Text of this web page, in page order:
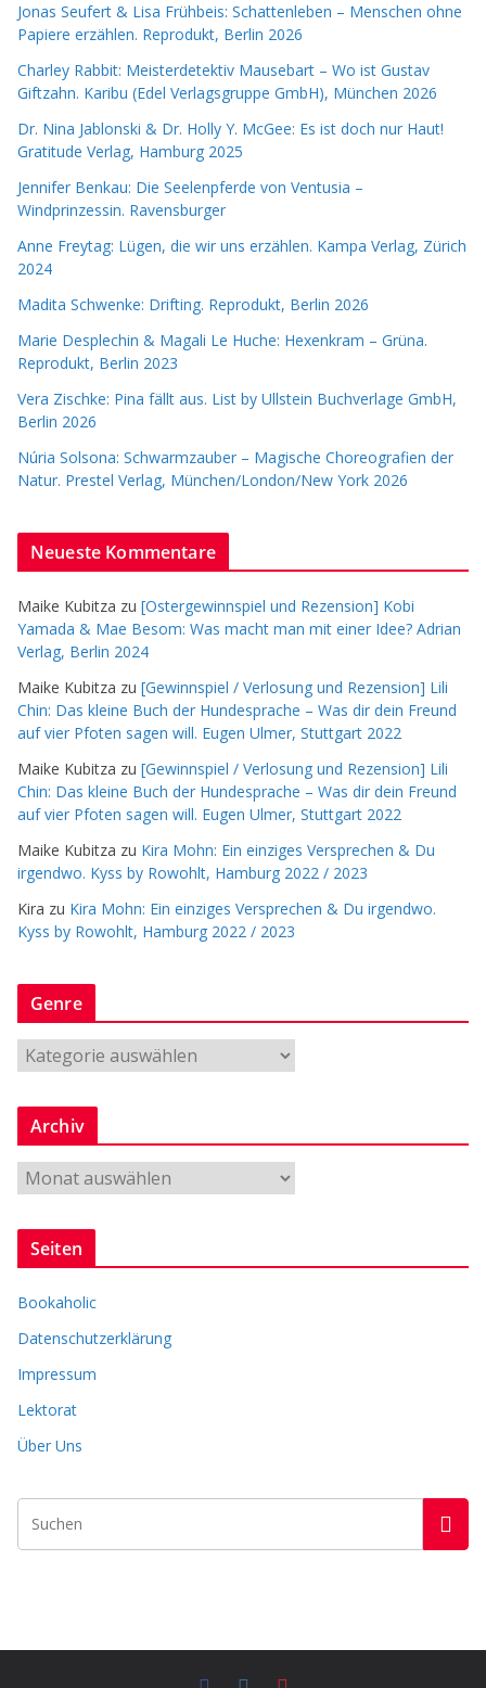
Jonas Seufert & Lisa Frühbeis: Schattenleben – Menschen ohne
Papiere erzählen. Reprodukt, Berlin 2026
Charley Rabbit: Meisterdetektiv Mausebart – Wo ist Gustav
Giftzahn. Karibu (Edel Verlagsgruppe GmbH), München 2026
Dr. Nina Jablonski & Dr. Holly Y. McGee: Es ist doch nur Haut!
Gratitude Verlag, Hamburg 2025
Jennifer Benkau: Die Seelenpferde von Ventusia –
Windprinzessin. Ravensburger
Anne Freytag: Lügen, die wir uns erzählen. Kampa Verlag, Zürich
2024
Madita Schwenke: Drifting. Reprodukt, Berlin 2026
Marie Desplechin & Magali Le Huche: Hexenkram – Grüna.
Reprodukt, Berlin 2023
Vera Zischke: Pina fällt aus. List by Ullstein Buchverlage GmbH,
Berlin 2026
Núria Solsona: Schwarmzauber – Magische Choreografien der
Natur. Prestel Verlag, München/London/New York 2026
Neueste Kommentare
Maike Kubitza zu [Ostergewinnspiel und Rezension] Kobi
Yamada & Mae Besom: Was macht man mit einer Idee? Adrian
Verlag, Berlin 2024
Maike Kubitza zu [Gewinnspiel / Verlosung und Rezension] Lili
Chin: Das kleine Buch der Hundesprache – Was dir dein Freund
auf vier Pfoten sagen will. Eugen Ulmer, Stuttgart 2022
Maike Kubitza zu [Gewinnspiel / Verlosung und Rezension] Lili
Chin: Das kleine Buch der Hundesprache – Was dir dein Freund
auf vier Pfoten sagen will. Eugen Ulmer, Stuttgart 2022
Maike Kubitza zu Kira Mohn: Ein einziges Versprechen & Du
irgendwo. Kyss by Rowohlt, Hamburg 2022 / 2023
Kira zu Kira Mohn: Ein einziges Versprechen & Du irgendwo.
Kyss by Rowohlt, Hamburg 2022 / 2023
Genre
G
n
e
Archiv
c
v
Seiten
Bookaholic
Datenschutzerklärung
Impressum
Lektorat
Über Uns